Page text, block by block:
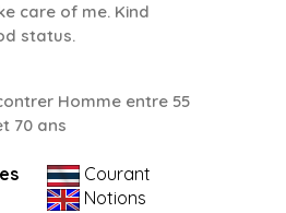
care of me. Kind
status.
Homme entre 55
70 ans
Courant
Notions